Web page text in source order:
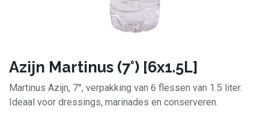
Azijn Martinus (7°) [6x1.5L]
Martinus Azijn, 7°, verpakking van 6 flessen van 1.5 liter.
Ideaal voor dressings, marinades en conserveren.